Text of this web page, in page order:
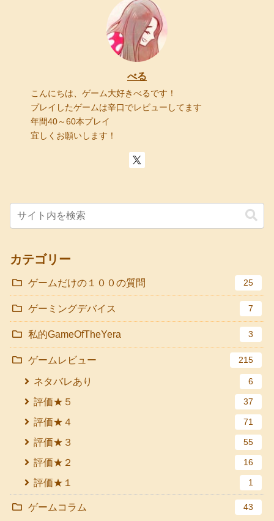
べる
こんにちは、ゲーム大好きべるです！
プレイしたゲームは辛口でレビューしてます
年間40～60本プレイ
宜しくお願いします！
カテゴリー
ゲームだけの１００の質問 25
ゲーミングデバイス 7
私的GameOfTheYera 3
ゲームレビュー 215
ネタバレあり 6
評価★５ 37
評価★４ 71
評価★３ 55
評価★２ 16
評価★１ 1
ゲームコラム 43